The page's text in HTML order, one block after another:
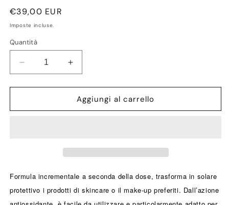
Prezzo
di
€39,00 EUR
Imposte incluse.
Quantità
Diminuisci
quantità
per
SOLARE
Aumenta
quantità
per
FLUIDO
SOLARE
Aggiungi al carrello
Formula incrementale a seconda della dose, trasforma in solare
protettivo i prodotti di skincare o il make-up preferiti. Dall’azione